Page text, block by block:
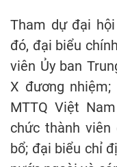
Tham dự đại
đó, đại biểu
viên Ủy ban
X đương
MTTQ Việt
chức thành
bổ; đại biểu chỉ